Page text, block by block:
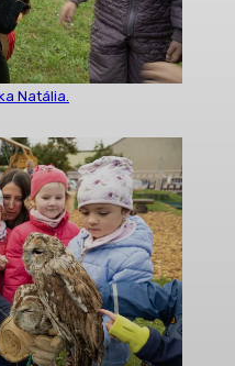
Natália.